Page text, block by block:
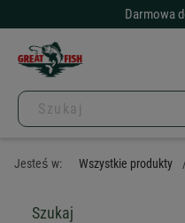
Darmowa
Jesteś w: Wszystkie produkty
Szukaj